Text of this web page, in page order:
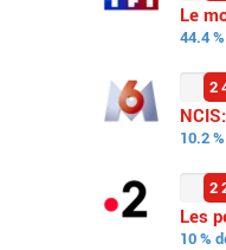
Le
44.4
10.2
2
Les
10 %
2